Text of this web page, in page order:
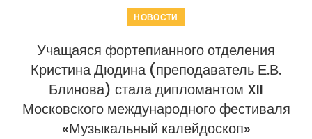
НОВОСТИ
Учащаяся фортепианного отделения
Кристина Дюдина (преподаватель Е.В.
Блинова) стала дипломантом XII
Московского международного фестиваля
«Музыкальный калейдоскоп»